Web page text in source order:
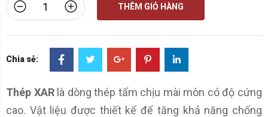
THÊM GIỎ HÀNG
Chia sẻ:
Thép XARlà dòng thép tấm chịu mài mòn có độ cứng
cao. Vật liệu được thiết kế để tăng khả năng chống